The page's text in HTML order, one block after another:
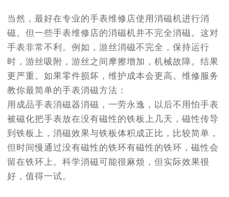
当然，最好在专业的手表维修店使用消磁机进行消
磁。但一些手表维修店的消磁机并不完全消磁。这对
手表非常不利。例如，游丝消磁不完全，保持运行
时，游丝吸附，游丝之间摩擦增加，机械故障。结果
更严重。如果零件损坏，维护成本会更高。维修服务
教你最简单的手表消磁方法：
用成品手表消磁器消磁，一劳永逸，以后不用怕手表
被磁化把手表放在没有磁性的铁板上几天，磁性传导
到铁板上，消磁效果与铁板体积成正比，比较简单，
但时间慢通过没有磁性的铁环有磁性的铁环，磁性会
留在铁环上。科学消磁可能很麻烦，但实际效果很
好，值得一试。